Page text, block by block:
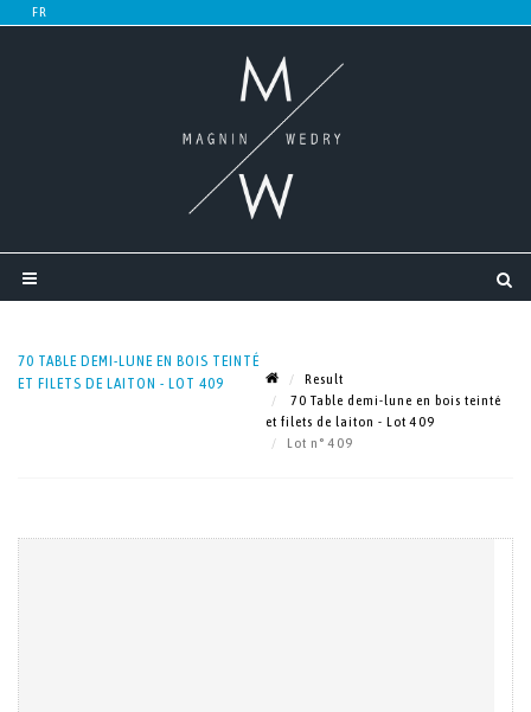
70 TABLE DEMI-LUNE EN BOIS TEINTÉ
ET FILETS DE LAITON - LOT 409
Result
70 Table demi-lune en bois teinté
et filets de laiton - Lot 409
Lot n° 409